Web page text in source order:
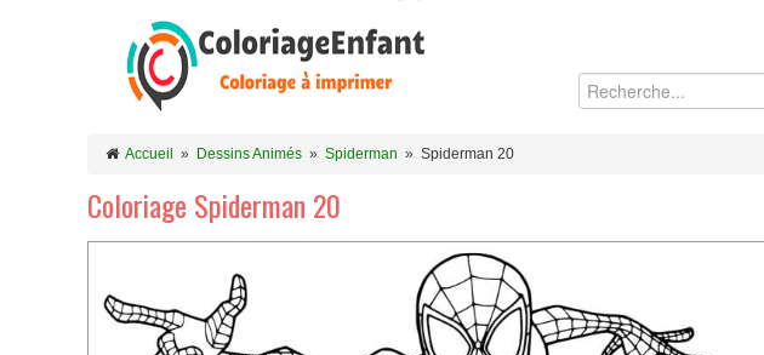
Accueil » Dessins Animés » Spiderman » Spiderman 20
Coloriage Spiderman 20